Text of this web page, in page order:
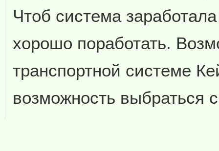
Чтоб система
хорошо поработать.
транспортной системе
возможность выбраться